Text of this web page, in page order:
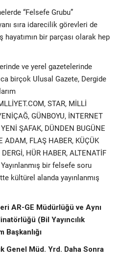
“Felsefe Grubu”
sıra idarecilik görevleri de
hayatımın bir parçası olarak hep
ve yerel gazetelerinde
birçok Ulusal Gazete, Dergide
STAR, MİLLİ
GÜNBOYU, İNTERNET
ŞAFAK, DÜNDEN BUGÜNE
ADAM, FLAŞ HABER, KÜÇÜK
HÜR HABER, ALTENATİF
bir felsefe soru
kültürel alanda yayınlanmış
AR-GE Müdürlüğü ve Aynı
(Bil Yayıncılık
Başkanlığı
Genel Müd. Yrd. Daha Sonra